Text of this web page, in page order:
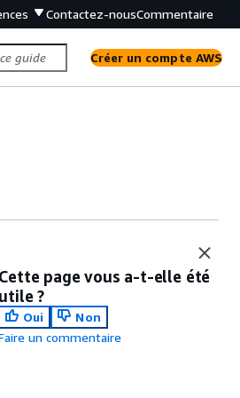
Contactez-nousCommentaire
Créer un compte AWS
Cette page vous a-t-elle été
utile ?
Oui
Non
un commentaire